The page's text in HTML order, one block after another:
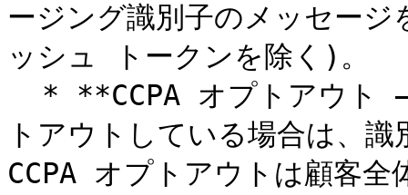
ージング識別子のメッセー
ッシュ トークンを除く)。
トアウトしている場合は、
CCPA オプトアウトは顧客